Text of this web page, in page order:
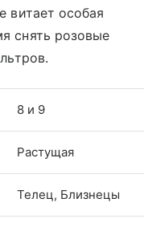
витает особая
снять розовые
8 и 9
Растущая
Телец, Близнецы